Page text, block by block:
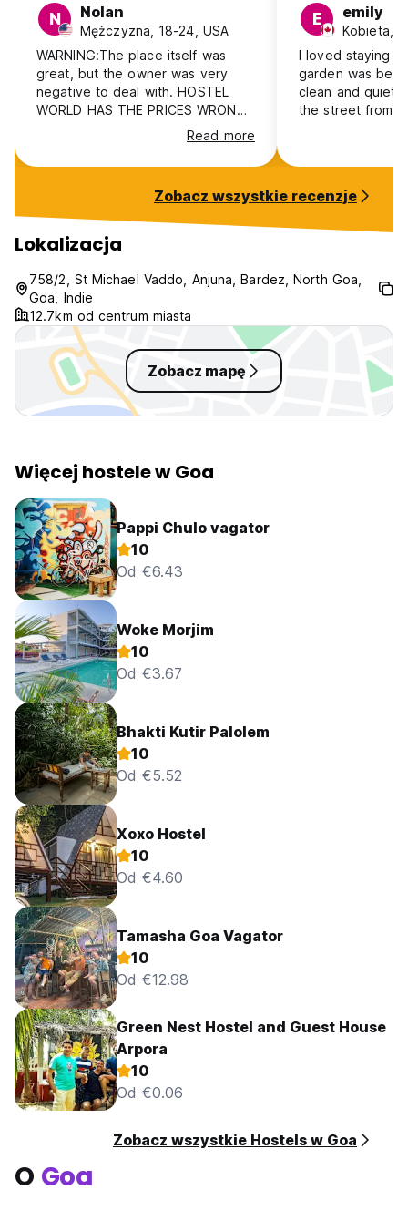
N Nolan
Mężczyzna, 18-24, USA
WARNING:The place itself was
great, but the owner was very
negative to deal with. HOSTEL
WORLD HAS THE PRICES WRONG!
They were unprepared for my
arrival and claimed that it was
because of issues with hostel
underpricing them, and he
essentially said to pay an extra
650 rupees or get out. He was
understandably frustrated by the
issue, but he let it out on me
immaturely.
Read more
E emily
Kobieta,
I loved staying
garden was
clean and quiet.
the street from
base. The bed
was the only
atmosphere,
again for the
atmosphere!
Zobacz wszystkie recenzje
Lokalizacja
758/2, St Michael Vaddo, Anjuna, Bardez, North Goa,
Goa, Indie
12.7km od centrum miasta
Zobacz mapę
Więcej hostele w Goa
Pappi Chulo vagator
10
Od €6.43
Woke Morjim
10
Od €3.67
Bhakti Kutir Palolem
10
Od €5.52
Xoxo Hostel
10
Od €4.60
Tamasha Goa Vagator
10
Od €12.98
Green Nest Hostel and Guest House
Arpora
10
Od €0.06
Zobacz wszystkie Hostels w Goa
O Goa